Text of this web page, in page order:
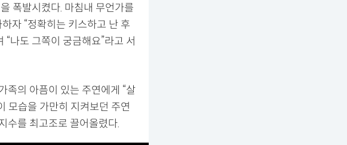
폭발시켰다. 마침내 무언가를
자 “정확히는 키스하고 난 후
나도 그쪽이 궁금해요”라고 서
족의 아픔이 있는 주연에게 “살
모습을 가만히 지켜보던 주연
수를 최고조로 끌어올렸다.